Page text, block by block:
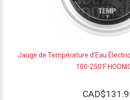
Jauge de Température d'Eau
100-250'F